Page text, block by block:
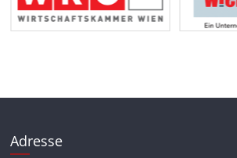
Adresse